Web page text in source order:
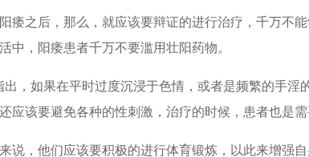
痿之后，那么，就应该要辩证的进行治疗，千万不
中，阳痿患者千万不要滥用壮阳药物。
出，如果在平时过度沉浸于色情，或者是频繁的手
应该要避免各种的性刺激，治疗的时候，患者也是需
说，他们应该要积极的进行体育锻炼，以此来增强